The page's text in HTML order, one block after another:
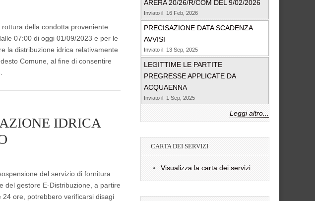
rottura della condotta proveniente
07:00 di oggi 01/09/2023 e per le
la distribuzione idrica relativamente
Comune, al fine di consentire
IDRICA
del servizio di fornitura
del gestore E-Distribuzione, a partire
ore, potrebbero verificarsi disagi
ARERA 20/26/R/COM DEL 9/02/2026
Inviato il: 16 Feb, 2026
PRECISAZIONE DATA SCADENZA
AVVISI
Inviato il: 13 Sep, 2025
LEGITTIME LE PARTITE
PREGRESSE APPLICATE DA
ACQUAENNA
Inviato il: 1 Sep, 2025
Leggi altro...
CARTA DEI SERVIZI
Visualizza la carta dei servizi